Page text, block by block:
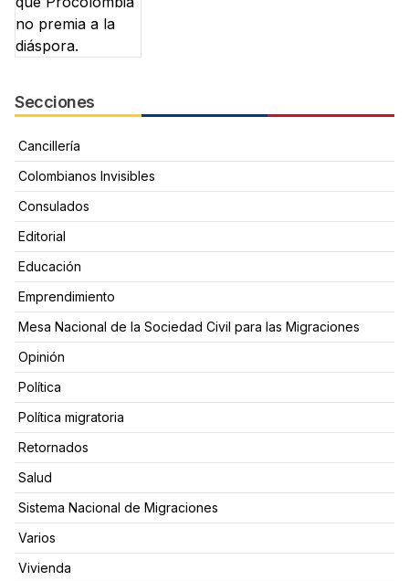
Secciones
Cancillería
Colombianos Invisibles
Consulados
Editorial
Educación
Emprendimiento
Mesa Nacional de la Sociedad Civil para las Migraciones
Opinión
Política
Política migratoria
Retornados
Salud
Sistema Nacional de Migraciones
Varios
Vivienda